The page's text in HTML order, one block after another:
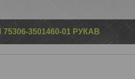
3501460-01 РУКАВ